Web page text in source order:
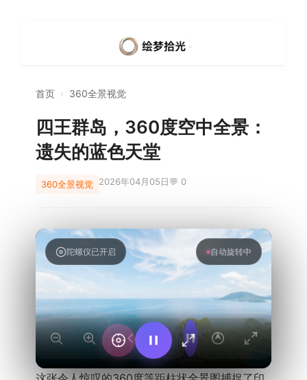
首页 › 360全景视觉
四王群岛，360度空中全景：
遗失的蓝色天堂
360全景视觉 2026年04月05日💬 0
陀螺仪已开启 360° 全景